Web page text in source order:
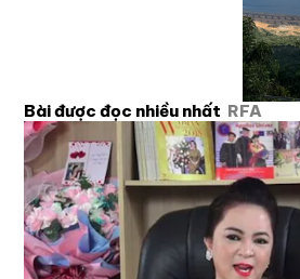
Bài được đọc nhiều nhất RFA